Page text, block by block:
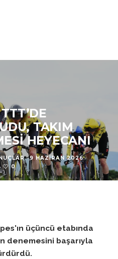
TAKIM
HEYECANI
· 9 HAZIRAN 2026 ·
· 0
üçüncü etabında
denemesini başarıyla